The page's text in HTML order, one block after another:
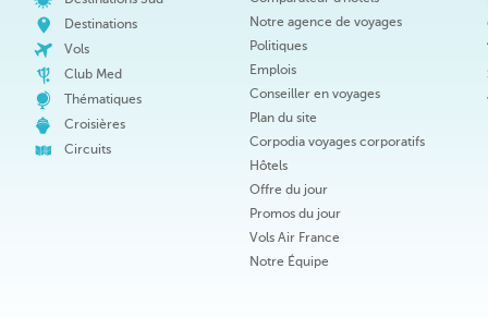
Destinations
Vols
Club Med
Thématiques
Croisières
Circuits
Notre agence de voyages
Politiques
Emplois
Conseiller en voyages
Plan du site
Corpodia voyages corporatifs
Hôtels
Offre du jour
Promos du jour
Vols Air France
Notre Équipe